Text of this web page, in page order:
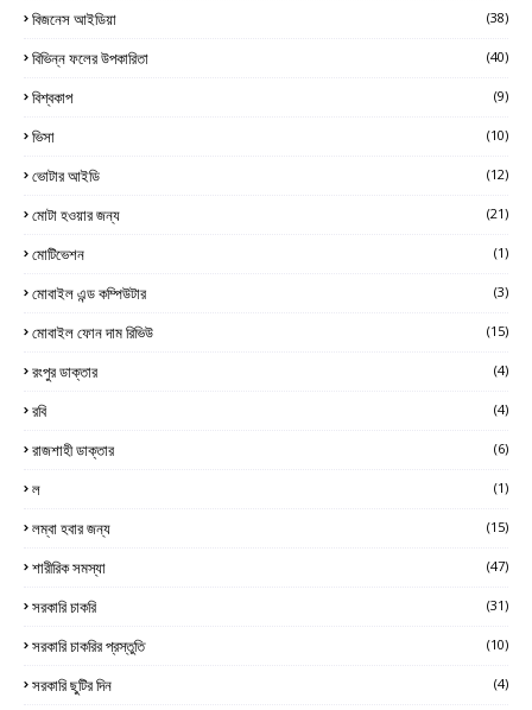
বিজনেস আইডিয়া (38)
বিভিন্ন ফলের উপকারিতা (40)
বিশ্বকাপ (9)
ভিসা (10)
ভোটার আইডি (12)
মোটা হওয়ার জন্য (21)
মোটিভেশন (1)
মোবাইল এন্ড কম্পিউটার (3)
মোবাইল ফোন দাম রিভিউ (15)
রংপুর ডাক্তার (4)
রবি (4)
রাজশাহী ডাক্তার (6)
ল (1)
লম্বা হবার জন্য (15)
শারীরিক সমস্যা (47)
সরকারি চাকরি (31)
সরকারি চাকরির প্রস্তুতি (10)
সরকারি ছুটির দিন (4)